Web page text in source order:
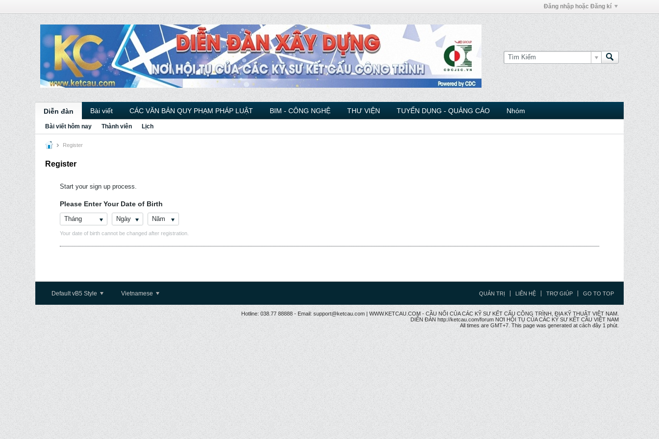
Đăng nhập hoặc Đăng kí
Diễn đàn Bài viết CÁC VĂN BẢN QUY PHẠM PHÁP LUẬT BIM - CÔNG NGHỆ THƯ VIỆN TUYỂN DỤNG - QUẢNG CÁO Nhóm
Bài viết hôm nay Thành viên Lịch
Register
Register
Start your sign up process.
Please Enter Your Date of Birth
Tháng Ngày Năm
Your date of birth cannot be changed after registration.
Default vB5 Style Vietnamese QUẢN TRỊ LIÊN HỆ TRỢ GIÚP GO TO TOP
Hotline: 038.77 88888 - Email: support@ketcau.com | WWW.KETCAU.COM - CẦU NỐI CỦA CÁC KỸ SƯ KẾT CẤU CÔNG TRÌNH, ĐỊA KỸ THUẬT VIỆT NAM.
DIỄN ĐÀN http://ketcau.com/forum NƠI HỘI TỤ CỦA CÁC KỸ SƯ KẾT CÂU VIỆT NAM
All times are GMT+7. This page was generated at cách đây 1 phút.